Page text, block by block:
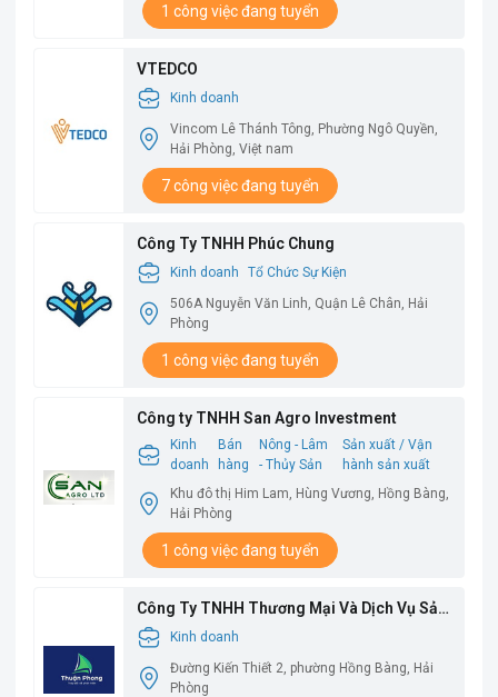
1 công việc đang tuyển
VTEDCO
Kinh doanh
Vincom Lê Thánh Tông, Phường Ngô Quyền,
Hải Phòng, Việt nam
7 công việc đang tuyển
Công Ty TNHH Phúc Chung
Kinh doanh
Tổ Chức Sự Kiện
506A Nguyễn Văn Linh, Quận Lê Chân, Hải
Phòng
1 công việc đang tuyển
Công ty TNHH San Agro Investment
Kinh
doanh
Bán
hàng
Nông - Lâm
- Thủy Sản
Sản xuất / Vận
hành sản xuất
Khu đô thị Him Lam, Hùng Vương, Hồng Bàng,
Hải Phòng
1 công việc đang tuyển
Công Ty TNHH Thương Mại Và Dịch Vụ Sản
Xuất Thuận Phong
Kinh doanh
Đường Kiến Thiết 2, phường Hồng Bàng, Hải
Phòng